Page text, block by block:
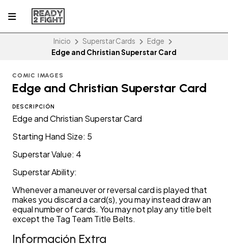
Inicio Superstar Cards
Edge
Edge and Christian Superstar Card
COMIC IMAGES
Edge and Christian Superstar Card
DESCRIPCIÓN
Edge and Christian Superstar Card
Starting Hand Size: 5
Superstar Value: 4
Superstar Ability:
Whenever a maneuver or reversal card is played that
makes you discard a card(s), you may instead draw an
equal number of cards. You may not play any title belt
except the Tag Team Title Belts.
Información Extra